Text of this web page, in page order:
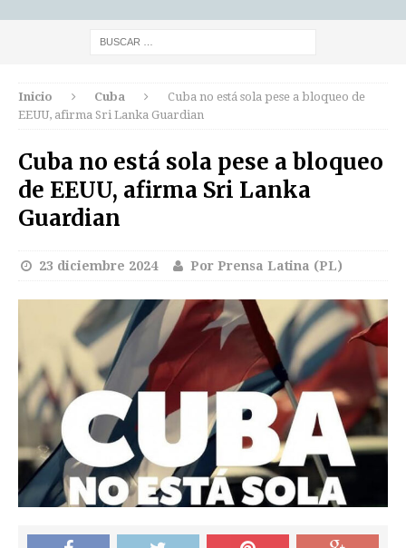
Inicio Cuba
Cuba no está sola pese a bloqueo de
EEUU, afirma Sri Lanka Guardian
Cuba no está sola pese a bloqueo
de EEUU, afirma Sri Lanka
Guardian
23 diciembre 2024 Por Prensa Latina (PL)